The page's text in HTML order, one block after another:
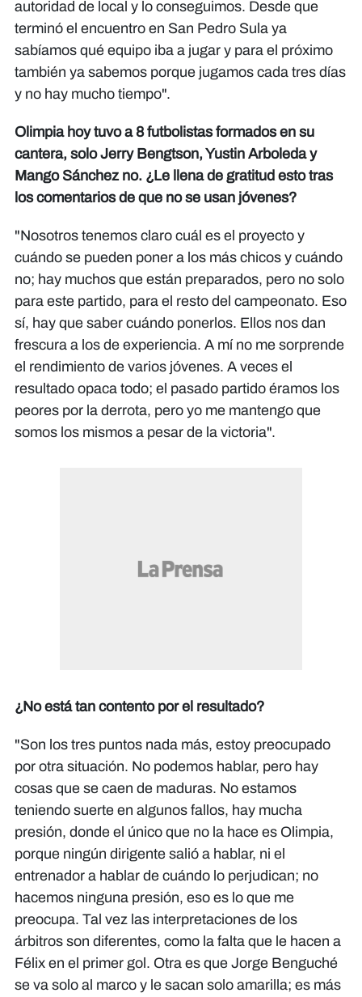
autoridad de local y lo conseguimos. Desde que
terminó el encuentro en San Pedro Sula ya
sabíamos qué equipo iba a jugar y para el próximo
también ya sabemos porque jugamos cada tres días
y no hay mucho tiempo".
Olimpia hoy tuvo a 8 futbolistas formados en su
cantera, solo Jerry Bengtson, Yustin Arboleda y
Mango Sánchez no. ¿Le llena de gratitud esto tras
los comentarios de que no se usan jóvenes?
"Nosotros tenemos claro cuál es el proyecto y
cuándo se pueden poner a los más chicos y cuándo
no; hay muchos que están preparados, pero no solo
para este partido, para el resto del campeonato. Eso
sí, hay que saber cuándo ponerlos. Ellos nos dan
frescura a los de experiencia. A mí no me sorprende
el rendimiento de varios jóvenes. A veces el
resultado opaca todo; el pasado partido éramos los
peores por la derrota, pero yo me mantengo que
somos los mismos a pesar de la victoria".
¿No está tan contento por el resultado?
"Son los tres puntos nada más, estoy preocupado
por otra situación. No podemos hablar, pero hay
cosas que se caen de maduras. No estamos
teniendo suerte en algunos fallos, hay mucha
presión, donde el único que no la hace es Olimpia,
porque ningún dirigente salió a hablar, ni el
entrenador a hablar de cuándo lo perjudican; no
hacemos ninguna presión, eso es lo que me
preocupa. Tal vez las interpretaciones de los
árbitros son diferentes, como la falta que le hacen a
Félix en el primer gol. Otra es que Jorge Benguché
se va solo al marco y le sacan solo amarilla; es más